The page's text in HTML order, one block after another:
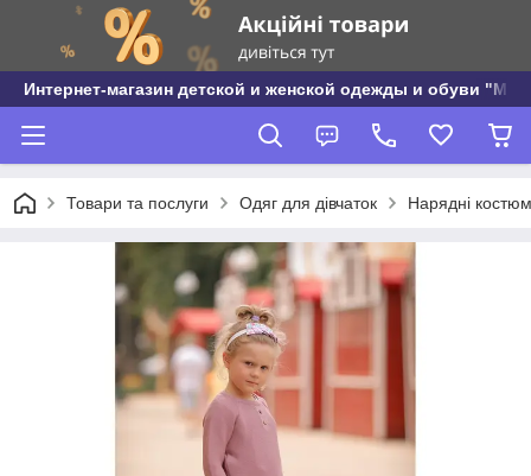
Интернет-магазин детской и женской одежды и обуви
Товари та послуги Одяг для дівчаток Нарядні